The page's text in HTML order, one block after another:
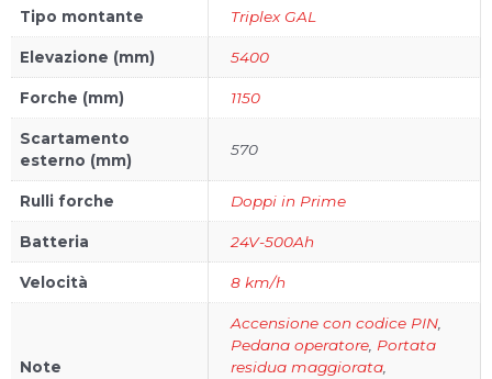
Tipo montante Triplex GAL
Elevazione (mm) 5400
Forche (mm) 1150
Scartamento
esterno (mm)
570
Rulli forche Doppi in Prime
Batteria 24V-500Ah
Velocità 8 km/h
Note
Accensione con codice PIN
Pedana operatore Portata
residua maggiorata